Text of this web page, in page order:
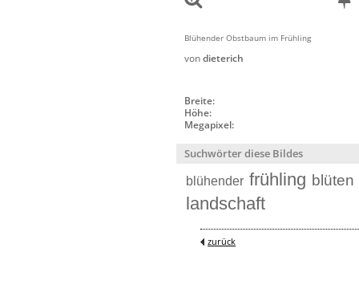
Blühender Obstbaum im Frühling
vondieterich
Breite:
Höhe:
Megapixel:
Suchwörter diese Bildes
blühender frühling blüten
landschaft
zurück